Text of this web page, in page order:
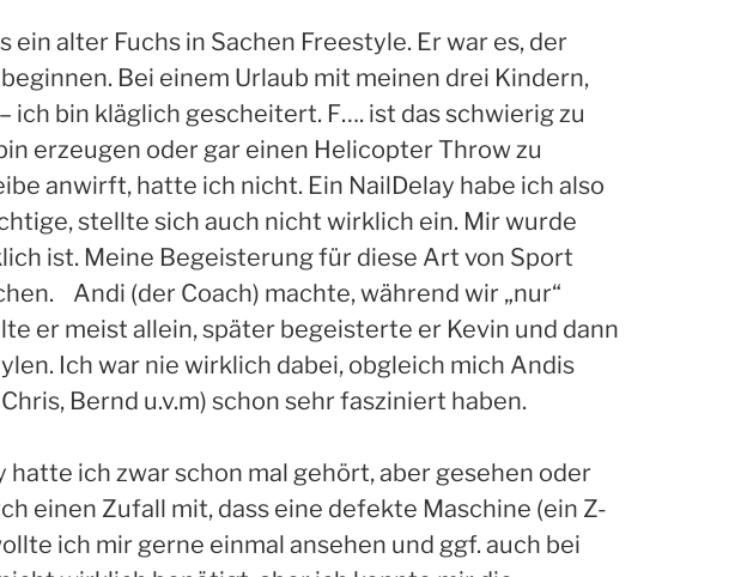
alter Fuchs in Sachen Freestyle. Er war es, der
Bei einem Urlaub mit meinen drei Kindern,
ich bin kläglich gescheitert. F…. ist das schwierig zu
erzeugen oder gar einen Helicopter Throw zu
anwirft, hatte ich nicht. Ein NailDelay habe ich also
stellte sich auch nicht wirklich ein. Mir wurde
ist. Meine Begeisterung für diese Art von Sport
Andi (der Coach) machte, während wir „nur“
er meist allein, später begeisterte er Kevin und dann
Ich war nie wirklich dabei, obgleich mich Andis
Bernd u.v.m) schon sehr fasziniert haben.
ich zwar schon mal gehört, aber gesehen oder
einen Zufall mit, dass eine defekte Maschine (ein Z-
ich mir gerne einmal ansehen und ggf. auch bei